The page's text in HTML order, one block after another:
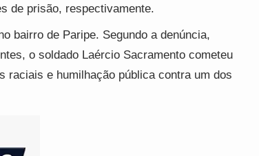
de prisão, respectivamente.
bairro de Paripe. Segundo a denúncia,
o soldado Laércio Sacramento cometeu
raciais e humilhação pública contra um dos